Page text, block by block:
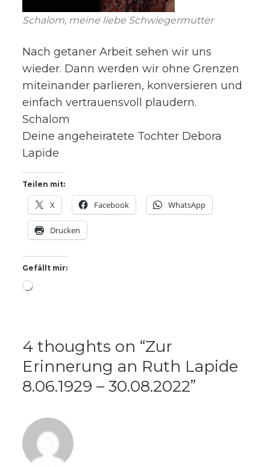
Schalom, meine liebe Schwiegermutter
Nach getaner Arbeit sehen wir uns
wieder. Dann werden wir ohne Grenzen
miteinander parlieren, konversieren und
einfach vertrauensvoll plaudern.
Schalom
Deine angeheiratete Tochter Debora
Lapide
Teilen mit:
X Facebook WhatsApp
Drucken
Gefällt mir:
Wird
4 thoughts on “Zur
Erinnerung an Ruth Lapide
8.06.1929 – 30.08.2022”